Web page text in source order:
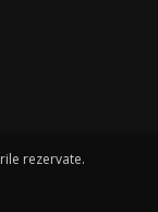
rezervate.